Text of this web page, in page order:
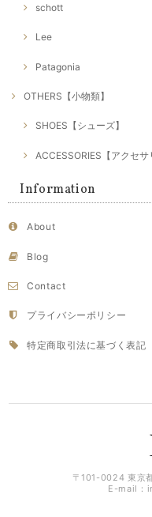
schott
Lee
Patagonia
OTHERS【小物類】
SHOES【シューズ】
ACCESSORIES【アクセサ
Information
About
Blog
Contact
プライバシーポリシー
特定商取引法に基づく表記
〒101-0024 東京
E-mail：